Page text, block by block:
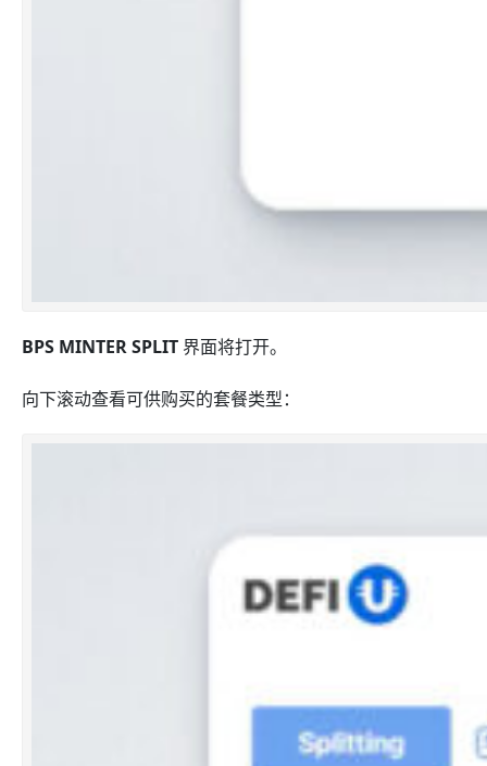
BPS MINTER SPLIT 界面将打开。
向下滚动查看可供购买的套餐类型：